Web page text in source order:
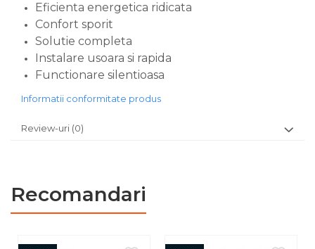
Eficienta energetica ridicata
Confort sporit
Solutie completa
Instalare usoara si rapida
Functionare silentioasa
Informatii conformitate produs
Review-uri (0)
Recomandari